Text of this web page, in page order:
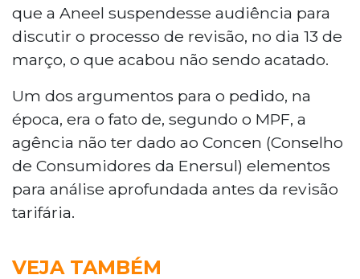
que a Aneel suspendesse audiência para
discutir o processo de revisão, no dia 13 de
março, o que acabou não sendo acatado.
Um dos argumentos para o pedido, na
época, era o fato de, segundo o MPF, a
agência não ter dado ao Concen (Conselho
de Consumidores da Enersul) elementos
para análise aprofundada antes da revisão
tarifária.
VEJA TAMBÉM